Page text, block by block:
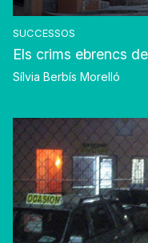
SUCCESSOS
Els crims ebrencs
Sílvia Berbís Morelló